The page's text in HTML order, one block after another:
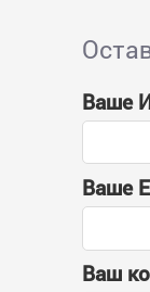
Ваше
Ваше
Ваш